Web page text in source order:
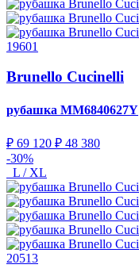
19601
Brunello Cucinelli
рубашка MM6840627Y
₽ 69 120 ₽ 48 380
-30%
L / XL
20513